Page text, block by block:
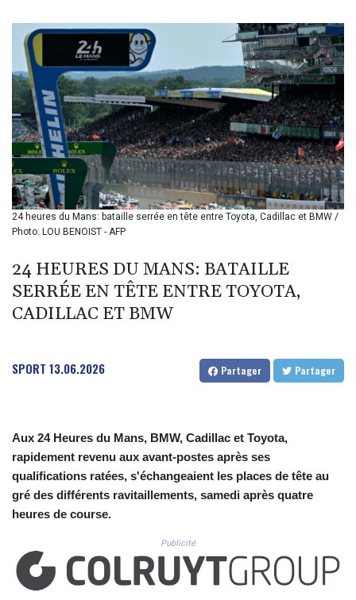
BMD 1.152471
BND 1.477446
BOB 13.935975
BRL 5.897421
BSD 1.152186
BTN 109.652359
BWP 15.583119
BYN 3.411334
BYR 22588.429982
BZD 2.317251
CAD 1.615251
CDF 2604.584378
CLP 1055.271199
CNY 7.778084
CNH 7.777151
CUC 1.152471
CUP 30.540479
DKK 7.476217
DOP 67.193733
DZD 153.365094
EGP 57.264782
FJD 2.552089
FKP 0.856077
GBP 0.85641
24 heures du Mans: bataille serrée en tête entre Toyota, Cadillac et BMW /
Photo: LOU BENOIST - AFP
24 HEURES DU MANS: BATAILLE
SERRÉE EN TÊTE ENTRE TOYOTA,
CADILLAC ET BMW
SPORT 13.06.2026 Partager Partager
Aux 24 Heures du Mans, BMW, Cadillac et Toyota,
rapidement revenu aux avant-postes après ses
qualifications ratées, s'échangeaient les places de tête au
gré des différents ravitaillements, samedi après quatre
heures de course.
Publicité